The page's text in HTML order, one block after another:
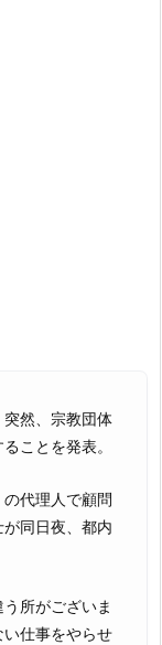
然、宗教団体
ことを発表。
代理人で顧問
同日夜、都内
所がございま
仕事をやらせ